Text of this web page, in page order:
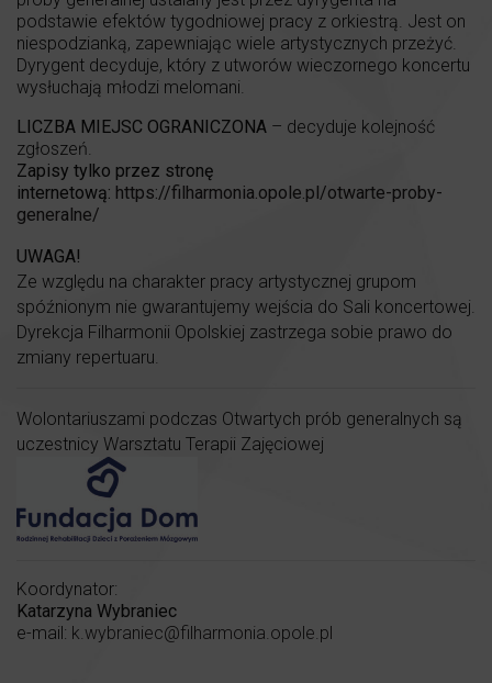
podstawie efektów tygodniowej pracy z orkiestrą. Jest on
niespodzianką, zapewniając wiele artystycznych przeżyć.
Dyrygent decyduje, który z utworów wieczornego koncertu
wysłuchają młodzi melomani.
LICZBA MIEJSC OGRANICZONA – decyduje kolejność
zgłoszeń.
Zapisy tylko przez stronę
internetową: https://filharmonia.opole.pl/otwarte-proby-
generalne/
UWAGA!
Ze względu na charakter pracy artystycznej grupom
spóźnionym nie gwarantujemy wejścia do Sali koncertowej.
Dyrekcja Filharmonii Opolskiej zastrzega sobie prawo do
zmiany repertuaru.
Wolontariuszami podczas Otwartych prób generalnych są
uczestnicy Warsztatu Terapii Zajęciowej
Koordynator:
Katarzyna Wybraniec
e-mail: k.wybraniec@filharmonia.opole.pl